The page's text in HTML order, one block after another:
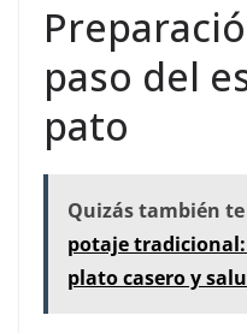
paso del
pato
Quizás también
potaje
plato casero y